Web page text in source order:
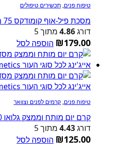
טיפוח פנים, תכשירים טיפולים
מסכת פיל-אוף קומודקס 75 מ"ל Christina כריסטינה
דורג4.86 מתוך 5
₪179.00 הוספה לסל
טיפוח פנים, קרמים לפנים וצוואר
קרם יום מותח וממצק גלואו 60 מ"ל Christina כריסטינה
דורג4.43 מתוך 5
₪125.00
הוספה לסל